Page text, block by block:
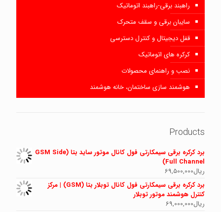
راهبند برقی-راهبند اتوماتیک
سایبان برقی و سقف متحرک
قفل دیجیتال و کنترل دسترسی
کرکره های اتوماتیک
نصب و راهنمای محصولات
هوشمند سازی ساختمان، خانه هوشمند
Products
برد کرکره برقی سیمکارتی فول کانال موتور ساید بتا (GSM Side
Full Channel)
ریال69,500,000
برد کرکره برقی سیمکارتی فول کانال توبلار بتا (GSM) | مرکز
کنترل هوشمند موتور توبلار
ریال69,000,000